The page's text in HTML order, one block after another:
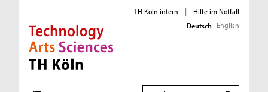
Direkt zur Hauptnavigation
Direkt zur Subnavigation
Direkt zum Inhalt
Direkt zum Fußbereich
TH Köln intern |
Hilfe im Notfall
Deutsch English